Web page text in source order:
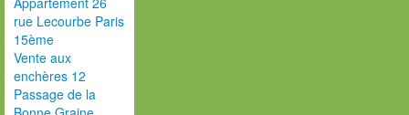
rue Lecourbe Paris
15ème
Vente aux
enchères 12
Passage de la